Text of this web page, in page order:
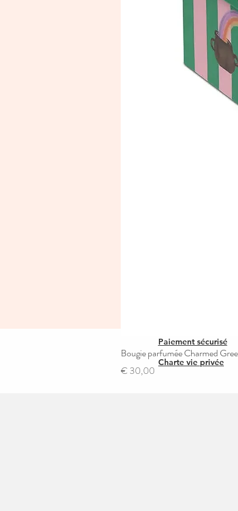
Bougie parfumée Charmed
Prijs
€ 30,00
Paiement sécurisé
Charte vie privée